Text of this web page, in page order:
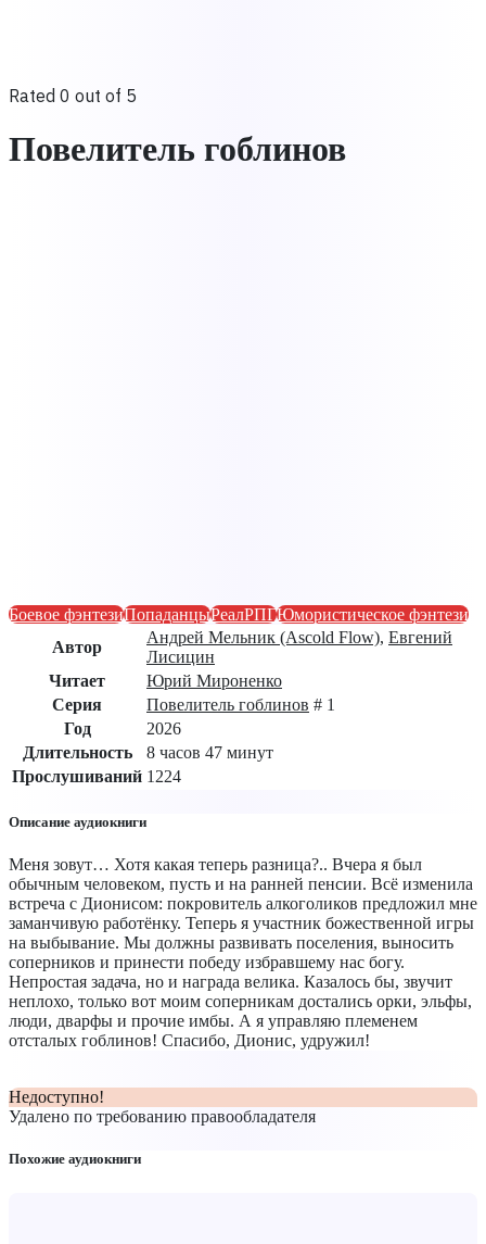
Rated 0 out of 5
Повелитель гоблинов
Боевое фэнтезиПопаданцыРеалРПГЮмористическое фэнтези
Автор
Андрей Мельник (Ascold Flow), Евгений
Лисицин
Читает
Юрий Мироненко
Серия
Повелитель гоблинов # 1
Год
2026
Длительность
8 часов 47 минут
Прослушиваний 1224
Описание аудиокниги
Меня зовут… Хотя какая теперь разница?.. Вчера я был
обычным человеком, пусть и на ранней пенсии. Всё изменила
встреча с Дионисом: покровитель алкоголиков предложил мне
заманчивую работёнку. Теперь я участник божественной игры
на выбывание. Мы должны развивать поселения, выносить
соперников и принести победу избравшему нас богу.
Непростая задача, но и награда велика. Казалось бы, звучит
неплохо, только вот моим соперникам достались орки, эльфы,
люди, дварфы и прочие имбы. А я управляю племенем
отсталых гоблинов! Спасибо, Дионис, удружил!
Недоступно!
Удалено по требованию правообладателя
Похожие аудиокниги